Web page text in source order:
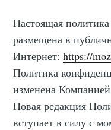
Настоящая
размещена в
Интернет:https://
Политика
изменена
Новая редакция
вступает в силу с